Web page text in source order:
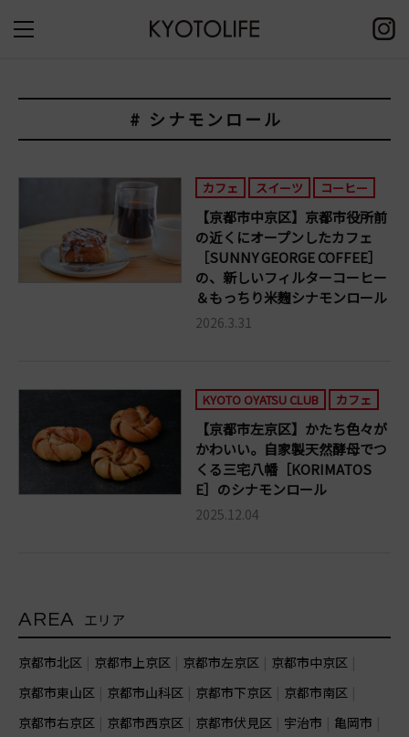
# シナモンロール
カフェ スイーツ コーヒー
【京都市中京区】京都市役所前
の近くにオープンしたカフェ
［SUNNY GEORGE COFFEE］
の、新しいフィルターコーヒー
＆もっちり米麹シナモンロール
2026.3.31
KYOTO OYATSU CLUB カフェ
【京都市左京区】かたち色々が
かわいい。自家製天然酵母でつ
くる三宅八幡［KORIMATOS
E］のシナモンロール
2025.12.04
AREA エリア
京都市北区 京都市上京区 京都市左京区
京都市中京区
京都市東山区
京都市山科区 京都市下京区
京都市南区
京都市右京区
京都市西京区 京都市伏見区 宇治市
亀岡市